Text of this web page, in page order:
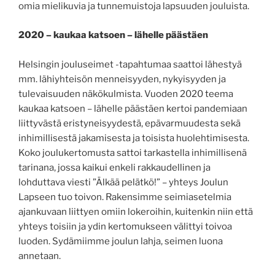
omia mielikuvia ja tunnemuistoja lapsuuden jouluista.
2020 – kaukaa katsoen – lähelle päästäen
Helsingin jouluseimet -tapahtumaa saattoi lähestyä
mm. lähiyhteisön menneisyyden, nykyisyyden ja
tulevaisuuden näkökulmista. Vuoden 2020 teema
kaukaa katsoen – lähelle päästäen kertoi pandemiaan
liittyvästä eristyneisyydestä, epävarmuudesta sekä
inhimillisestä jakamisesta ja toisista huolehtimisesta.
Koko joulukertomusta sattoi tarkastella inhimillisenä
tarinana, jossa kaikui enkeli rakkaudellinen ja
lohduttava viesti ”Älkää pelätkö!” – yhteys Joulun
Lapseen tuo toivon. Rakensimme seimiasetelmia
ajankuvaan liittyen omiin lokeroihin, kuitenkin niin että
yhteys toisiin ja ydin kertomukseen välittyi toivoa
luoden. Sydämiimme joulun lahja, seimen luona
annetaan.